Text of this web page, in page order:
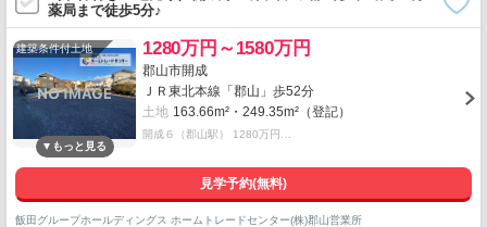
薬局まで徒歩5分♪
建築条件付土地 1280万円～1580万円
郡山市開成
ＪＲ東北本線「郡山」歩52分
土地 163.66m²・249.35m²（登記）
開成６（郡山駅） 1280万円…
見学予約(無料)
飯田グループホールディングス ホームトレードセンター(株)郡山営業所